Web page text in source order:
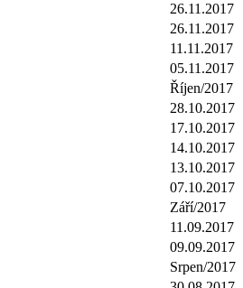
26.11.2017
26.11.2017
11.11.2017
05.11.2017
Říjen/2017
28.10.2017
17.10.2017
14.10.2017
13.10.2017
07.10.2017
Září/2017
11.09.2017
09.09.2017
Srpen/2017